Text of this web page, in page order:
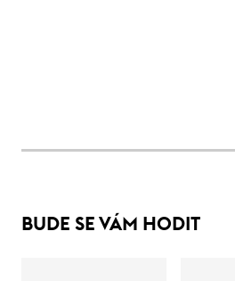
BUDE SE VÁM HODIT